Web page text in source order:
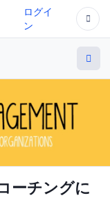
ログイ
ン
ーチングに